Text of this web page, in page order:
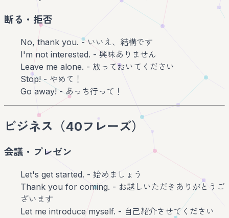
断る・拒否
No, thank you. - いいえ、結構です
I'm not interested. - 興味ありません
Leave me alone. - 放っておいてください
Stop! - やめて！
Go away! - あっち行って！
ビジネス（40フレーズ）
会議・プレゼン
Let's get started. - 始めましょう
Thank you for coming. - お越しいただきありがとうご
ざいます
Let me introduce myself. - 自己紹介させてください